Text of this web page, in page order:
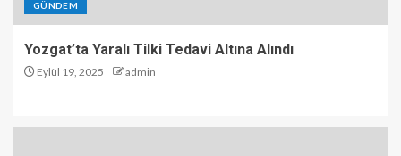
GÜNDEM
Yozgat’ta Yaralı Tilki Tedavi Altına Alındı
Eylül 19, 2025 admin